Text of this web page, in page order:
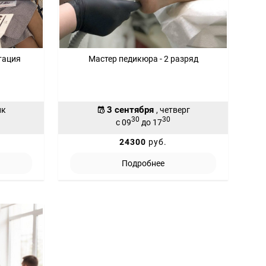
Мастер педикюра - 2 разряд
3 сентября , четверг
с 0930 до 1730
24300 руб.
Подробнее